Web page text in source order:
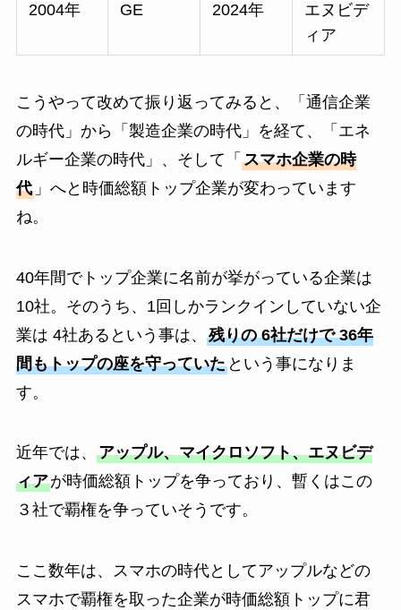
2004年 GE 2024年
エヌビデ
ィア
こうやって改めて振り返ってみると、「通信企業
の時代」から「製造企業の時代」を経て、「エネ
ルギー企業の時代」、そして「 スマホ企業の時
代」へと時価総額トップ企業が変わっています
ね。
40年間でトップ企業に名前が挙がっている企業は
10社。そのうち、1回しかランクインしていない企
業は 4社あるという事は、 残りの 6社だけで 36年
間もトップの座を守っていたという事になりま
す。
近年では、 アップル、マイクロソフト、エヌビデ
ィアが時価総額トップを争っており、暫くはこの
３社で覇権を争っていそうです。
ここ数年は、スマホの時代としてアップルなどの
スマホで覇権を取った企業が時価総額トップに君